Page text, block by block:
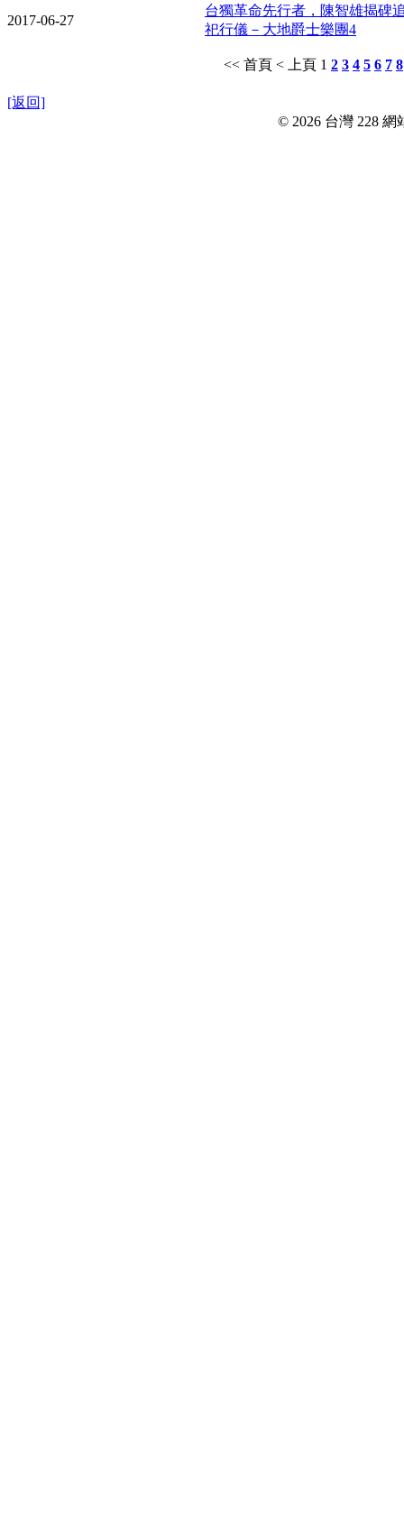
2017-06-27
台獨革命先行者，陳智雄揭碑
祀行儀－大地爵士樂團4
<< 首頁 < 上頁 1 2 3 4 5 6 7 8
[返回]
© 2026 台灣 228 網